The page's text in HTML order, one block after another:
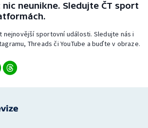
neunikne. Sledujte ČT sport
nejnovější sportovní události. Sledujte nás i
Threads či YouTube a buďte v obraze.